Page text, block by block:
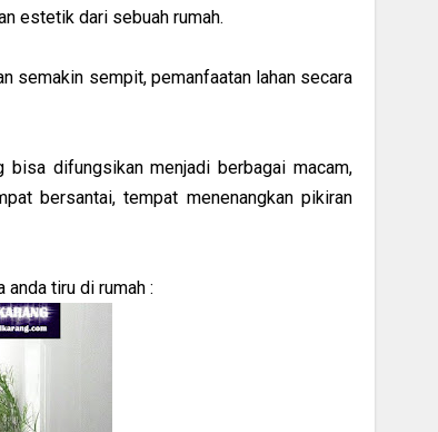
estetik dari sebuah rumah.
semakin sempit, pemanfaatan lahan secara
bisa difungsikan menjadi berbagai macam,
bersantai, tempat menenangkan pikiran
tiru di rumah :